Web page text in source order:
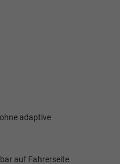
adaptive
auf Fahrerseite